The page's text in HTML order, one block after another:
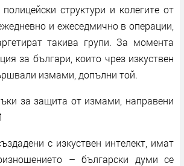
полицейски структури и колегите от
и ежеседмично в операции,
такива групи. За момента
за българи, които чрез изкуствен
измами, допълни той.
за защита от измами, направени
с изкуствен интелект, имат
– български думи се